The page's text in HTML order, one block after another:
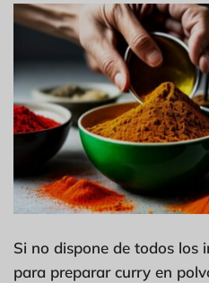
Si no dispone de todos los
para preparar curry en